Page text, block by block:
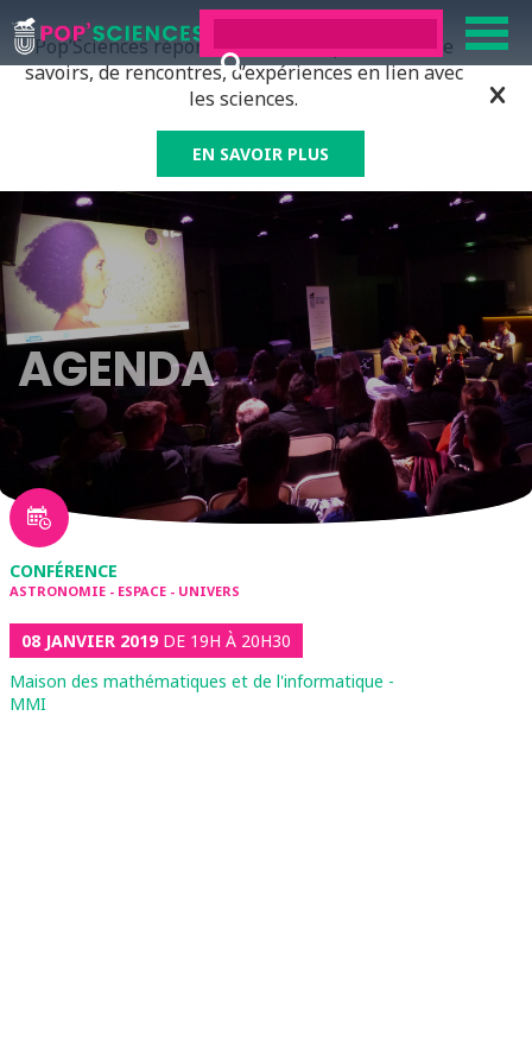
Pop’Sciences répond à tous ceux qui ont soif de
savoirs, de rencontres, d’expériences en lien avec
les sciences.
EN SAVOIR PLUS
AGENDA
CONFÉRENCE
ASTRONOMIE - ESPACE - UNIVERS
08 JANVIER 2019DE 19H À 20H30
Maison des mathématiques et de l'informatique -
MMI